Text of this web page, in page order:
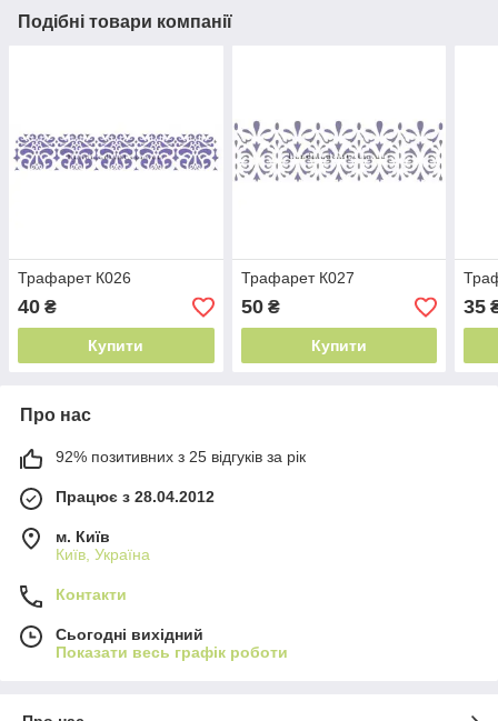
Подібні товари компанії
Трафарет К026
40 ₴
Купити
Трафарет К027
50₴
Купити
35
Про нас
92% позитивних з 25 відгуків за рік
Працює з 28.04.2012
м. Київ
Київ, Україна
Контакти
Сьогодні вихідний
Показати весь графік роботи